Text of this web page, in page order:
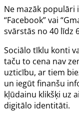
Ne mazāk populāri
“Facebook” vai
svārstās no 40 līdz
Sociālo tīklu konti
taču to cena nav
uzticību, ar tiem
un iegūt finanšu
kļūdainu klikšķi uz
digitālo identitāti.